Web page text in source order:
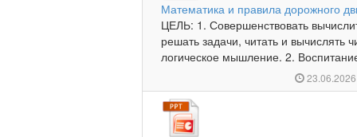
Математика и правила дорожного
ЦЕЛЬ: 1. Совершенствовать
решать задачи, читать и вычислять
логическое мышление. 2.